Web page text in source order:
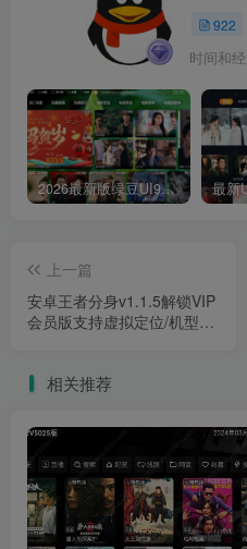
922
时间和
2026最新版绿豆UI9双端影视APP源码
上一篇
安卓王者分身v1.1.5解锁VIP
会员版支持虚拟定位/机型模
相关推荐